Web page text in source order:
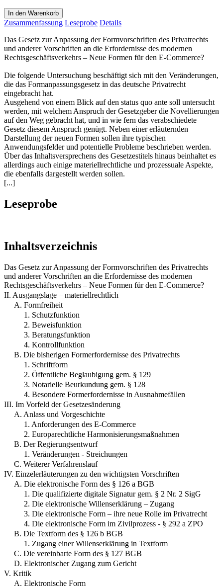
In den Warenkorb
Zusammenfassung Leseprobe Details
Das Gesetz zur Anpassung der Formvorschriften des Privatrechts
und anderer Vorschriften an die Erfordernisse des modernen
Rechtsgeschäftsverkehrs – Neue Formen für den E-Commerce?
Die folgende Untersuchung beschäftigt sich mit den Veränderungen,
die das Formanpassungsgesetz in das deutsche Privatrecht
eingebracht hat.
Ausgehend von einem Blick auf den status quo ante soll untersucht
werden, mit welchem Anspruch der Gesetzgeber die Novellierungen
auf den Weg gebracht hat, und in wie fern das verabschiedete
Gesetz diesem Anspruch genügt. Neben einer erläuternden
Darstellung der neuen Formen sollen ihre typischen
Anwendungsfelder und potentielle Probleme beschrieben werden.
Über das Inhaltsversprechens des Gesetzestitels hinaus beinhaltet es
allerdings auch einige materiellrechtliche und prozessuale Aspekte,
die ebenfalls dargestellt werden sollen.
[...]
Leseprobe
Inhaltsverzeichnis
Das Gesetz zur Anpassung der Formvorschriften des Privatrechts
und anderer Vorschriften an die Erfordernisse des modernen
Rechtsgeschäftsverkehrs – Neue Formen für den E-Commerce?
II. Ausgangslage – materiellrechtlich
A. Formfreiheit
1. Schutzfunktion
2. Beweisfunktion
3. Beratungsfunktion
4. Kontrollfunktion
B. Die bisherigen Formerfordernisse des Privatrechts
1. Schriftform
2. Öffentliche Beglaubigung gem. § 129
3. Notarielle Beurkundung gem. § 128
4. Besondere Formerfordernisse in Ausnahmefällen
III. Im Vorfeld der Gesetzesänderung
A. Anlass und Vorgeschichte
1. Anforderungen des E-Commerce
2. Europarechtliche Harmonisierungsmaßnahmen
B. Der Regierungsentwurf
1. Veränderungen - Streichungen
C. Weiterer Verfahrenslauf
IV. Einzelerläuterungen zu den wichtigsten Vorschriften
A. Die elektronische Form des § 126 a BGB
1. Die qualifizierte digitale Signatur gem. § 2 Nr. 2 SigG
2. Die elektronische Willenserklärung – Zugang
3. Die elektronische Form – ihre neue Rolle im Privatrecht
4. Die elektronische Form im Zivilprozess - § 292 a ZPO
B. Die Textform des § 126 b BGB
1. Zugang einer Willenserklärung in Textform
C. Die vereinbarte Form des § 127 BGB
D. Elektronischer Zugang zum Gericht
V. Kritik
A. Elektronische Form